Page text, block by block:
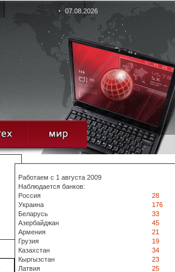
07.08.2026
Работаем с 1 августа 2009
Наблюдается банков:
Россия
28
Украина
176
Беларусь
33
Азербайджан
45
Армения
21
Грузия
19
Казахстан
34
Кыргызстан
23
Латвия
25